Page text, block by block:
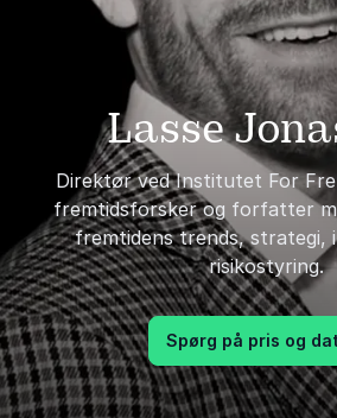
Lasse
Direktør ved Institutet For
fremtidsforsker og forfatter
fremtidens trends, strategi,
risikostyring.
Spørg på pris og